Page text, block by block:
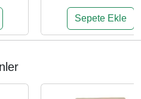
Sepete Ekle